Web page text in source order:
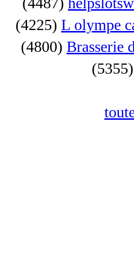
(4225) L olympe
(4800) Brasserie
(5355)